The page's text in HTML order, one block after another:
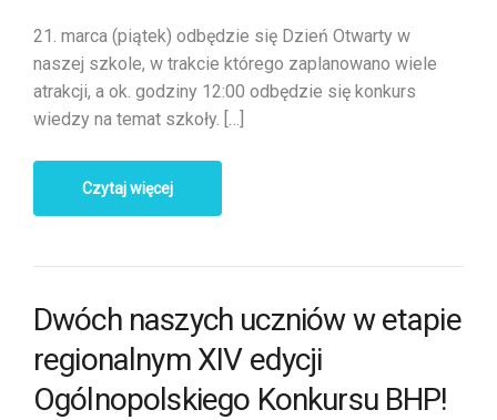
21. marca (piątek) odbędzie się Dzień Otwarty w
naszej szkole, w trakcie którego zaplanowano wiele
atrakcji, a ok. godziny 12:00 odbędzie się konkurs
wiedzy na temat szkoły. […]
Czytaj więcej
Dwóch naszych uczniów w etapie
regionalnym XIV edycji
Ogólnopolskiego Konkursu BHP!